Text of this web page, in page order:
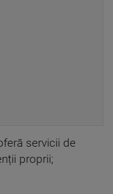
servicii de
proprii;